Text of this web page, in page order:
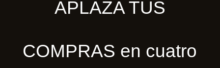
APLAZA TUS
COMPRAS en cuatro